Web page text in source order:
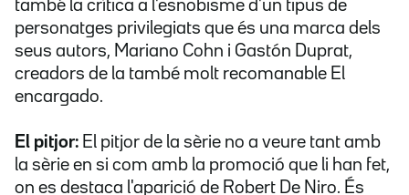
també la crítica a l'esnobisme d'un tipus de
personatges privilegiats que és una marca dels
seus autors, Mariano Cohn i Gastón Duprat,
creadors de la també molt recomanable El
encargado.
El pitjor: El pitjor de la sèrie no a veure tant amb
la sèrie en si com amb la promoció que li han fet,
on es destaca l'aparició de Robert De Niro. És